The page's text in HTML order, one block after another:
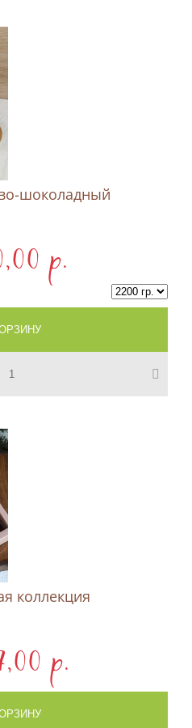
шоколадный
p.
коллекция
p.